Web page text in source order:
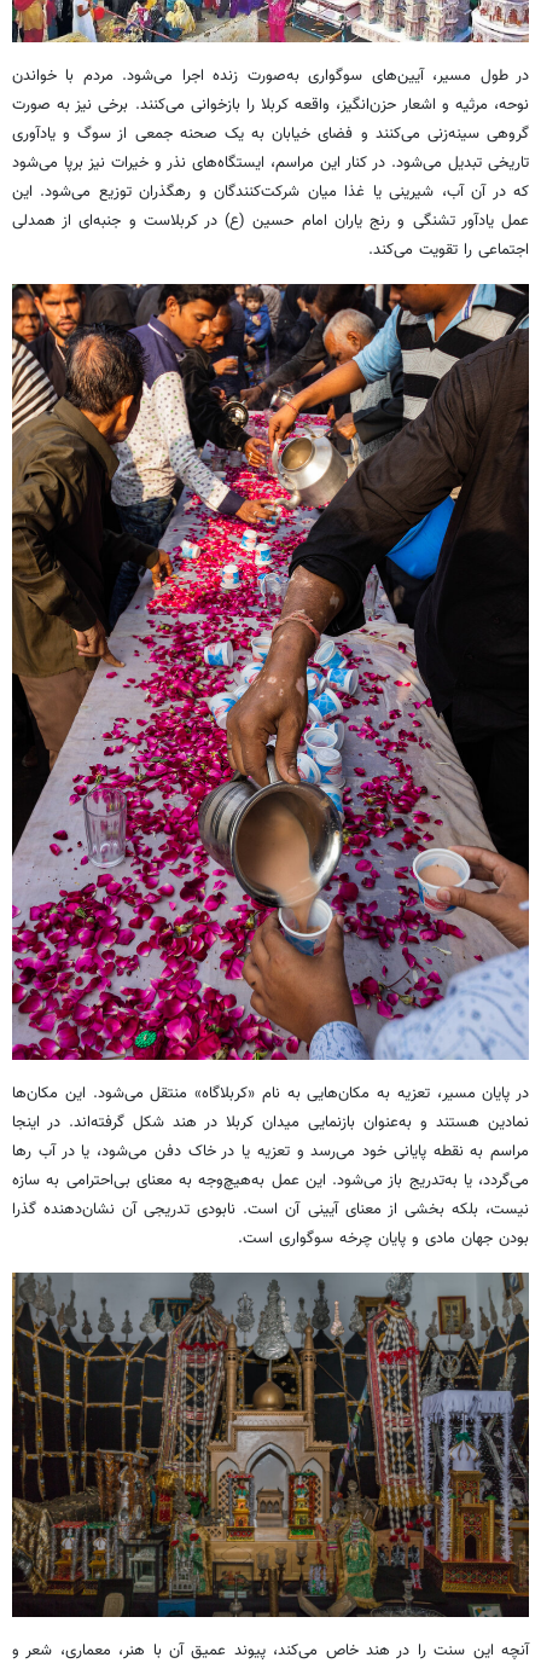
در طول مسیر، آیین‌های سوگواری به‌صورت زنده اجرا می‌شود. مردم با خواندن
نوحه، مرثیه و اشعار حزن‌انگیز، واقعه کربلا را بازخوانی می‌کنند. برخی نیز به صورت
گروهی سینه‌زنی می‌کنند و فضای خیابان به یک صحنه جمعی از سوگ و یادآوری
تاریخی تبدیل می‌شود. در کنار این مراسم، ایستگاه‌های نذر و خیرات نیز برپا می‌شود
که در آن آب، شیرینی یا غذا میان شرکت‌کنندگان و رهگذران توزیع می‌شود. این
عمل یادآور تشنگی و رنج یاران امام حسین (ع) در کربلاست و جنبه‌ای از همدلی
اجتماعی را تقویت می‌کند.
در پایان مسیر، تعزیه به مکان‌هایی به نام «کربلاگاه» منتقل می‌شود. این مکان‌ها
نمادین هستند و به‌عنوان بازنمایی میدان کربلا در هند شکل گرفته‌اند. در اینجا
مراسم به نقطه پایانی خود می‌رسد و تعزیه یا در خاک دفن می‌شود، یا در آب رها
می‌گردد، یا به‌تدریج باز می‌شود. این عمل به‌هیچ‌وجه به معنای بی‌احترامی به سازه
نیست، بلکه بخشی از معنای آیینی آن است. نابودی تدریجی آن نشان‌دهنده گذرا
بودن جهان مادی و پایان چرخه سوگواری است.
آنچه این سنت را در هند خاص می‌کند، پیوند عمیق آن با هنر، معماری، شعر و